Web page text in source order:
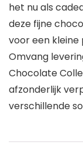
het nu als
deze fijne
voor een kleine
Omvang
Chocolate
afzonderlijk
verschillende